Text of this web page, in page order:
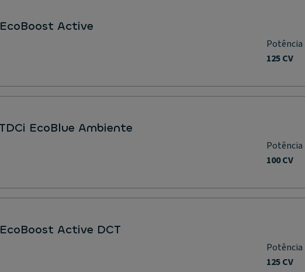
Active
Potência
125 CV
EcoBlue Ambiente
Potência
100 CV
Active DCT
Potência
125 CV